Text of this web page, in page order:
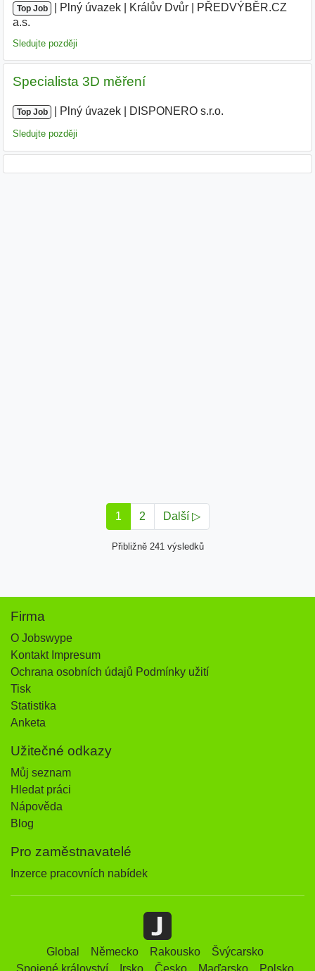
Top Job Plný úvazek Králův Dvůr
PŘEDVÝBĚR.CZ
a.s.
Sledujte později
Specialista 3D měření
Top Job Plný úvazek DISPONERO s.r.o.
Sledujte později
1 2 Další ▷
Přibližně 241 výsledků
Firma
O Jobswype
Kontakt Impresum
Ochrana osobních údajů Podmínky užití
Tisk
Statistika
Anketa
Užitečné odkazy
Můj seznam
Hledat práci
Nápověda
Blog
Pro zaměstnavatelé
Inzerce pracovních nabídek
Global Německo Rakousko
Švýcarsko
Spojené království
Irsko Česko Maďarsko Polsko